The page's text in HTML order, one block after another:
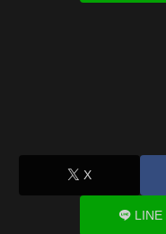
X
LINE